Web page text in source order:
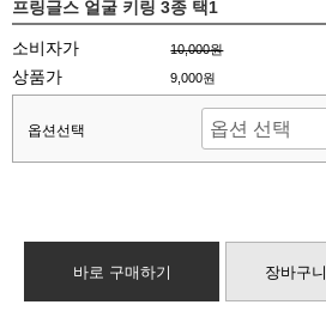
프링글스 얼굴 키링 3종 택1
소비자가 10,000원
상품가 9,000원
옵션선택
바로 구매하기 장바구니